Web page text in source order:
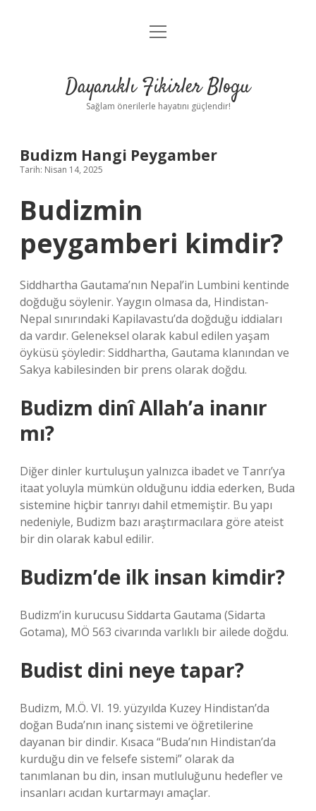
Anasayfa
Yasal Uyarı
menüyü
Dayanıklı Fikirler Blogu
Sağlam önerilerle hayatını güçlendir!
Budizm Hangi Peygamber
Tarih: Nisan 14, 2025
Budizmin
peygamberi kimdir?
Siddhartha Gautama’nın Nepal’in Lumbini kentinde
doğduğu söylenir. Yaygın olmasa da, Hindistan-
Nepal sınırındaki Kapilavastu’da doğduğu iddiaları
da vardır. Geleneksel olarak kabul edilen yaşam
öyküsü şöyledir: Siddhartha, Gautama klanından ve
Sakya kabilesinden bir prens olarak doğdu.
Budizm dinî Allah’a inanır
mı?
Diğer dinler kurtuluşun yalnızca ibadet ve Tanrı’ya
itaat yoluyla mümkün olduğunu iddia ederken, Buda
sistemine hiçbir tanrıyı dahil etmemiştir. Bu yapı
nedeniyle, Budizm bazı araştırmacılara göre ateist
bir din olarak kabul edilir.
Budizm’de ilk insan kimdir?
Budizm’in kurucusu Siddarta Gautama (Sidarta
Gotama), MÖ 563 civarında varlıklı bir ailede doğdu.
Budist dini neye tapar?
Budizm, M.Ö. VI. 19. yüzyılda Kuzey Hindistan’da
doğan Buda’nın inanç sistemi ve öğretilerine
dayanan bir dindir. Kısaca “Buda’nın Hindistan’da
kurduğu din ve felsefe sistemi” olarak da
tanımlanan bu din, insan mutluluğunu hedefler ve
insanları acıdan kurtarmayı amaçlar.